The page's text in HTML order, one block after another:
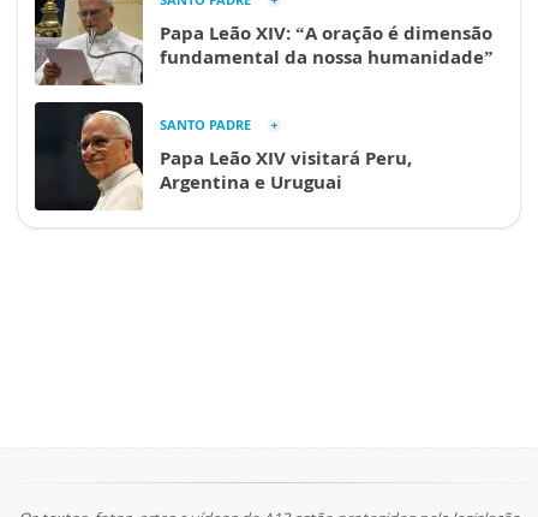
Papa Leão XIV: “A oração é dimensão
fundamental da nossa humanidade”
SANTO PADRE
Papa Leão XIV visitará Peru,
Argentina e Uruguai